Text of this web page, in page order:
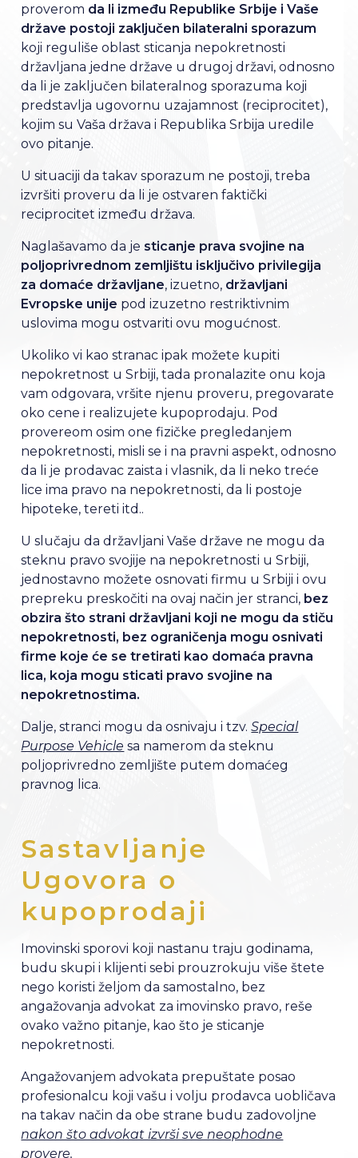
proverom da li između Republike Srbije i Vaše
države postoji zaključen bilateralni sporazum
koji reguliše oblast sticanja nepokretnosti
državljana jedne države u drugoj državi, odnosno
da li je zaključen bilateralnog sporazuma koji
predstavlja ugovornu uzajamnost (reciprocitet),
kojim su Vaša država i Republika Srbija uredile
ovo pitanje.
U situaciji da takav sporazum ne postoji, treba
izvršiti proveru da li je ostvaren faktički
reciprocitet između država.
Naglašavamo da je sticanje prava svojine na
poljoprivrednom zemljištu isključivo privilegija
za domaće državljane, izuetno, državljani
Evropske unije pod izuzetno restriktivnim
uslovima mogu ostvariti ovu mogućnost.
Ukoliko vi kao stranac ipak možete kupiti
nepokretnost u Srbiji, tada pronalazite onu koja
vam odgovara, vršite njenu proveru, pregovarate
oko cene i realizujete kupoprodaju. Pod
provereom osim one fizičke pregledanjem
nepokretnosti, misli se i na pravni aspekt, odnosno
da li je prodavac zaista i vlasnik, da li neko treće
lice ima pravo na nepokretnosti, da li postoje
hipoteke, tereti itd..
U slučaju da državljani Vaše države ne mogu da
steknu pravo svojije na nepokretnosti u Srbiji,
jednostavno možete osnovati firmu u Srbiji i ovu
prepreku preskočiti na ovaj način jer stranci, bez
obzira što strani državljani koji ne mogu da stiču
nepokretnosti, bez ograničenja mogu osnivati
firme koje će se tretirati kao domaća pravna
lica, koja mogu sticati pravo svojine na
nepokretnostima.
Dalje, stranci mogu da osnivaju i tzv. Special
Purpose Vehicle sa namerom da steknu
poljoprivredno zemljište putem domaćeg
pravnog lica.
Sastavljanje
Ugovora o
kupoprodaji
Imovinski sporovi koji nastanu traju godinama,
budu skupi i klijenti sebi prouzrokuju više štete
nego koristi željom da samostalno, bez
angažovanja advokat za imovinsko pravo, reše
ovako važno pitanje, kao što je sticanje
nepokretnosti.
Angažovanjem advokata prepuštate posao
profesionalcu koji vašu i volju prodavca uobličava
na takav način da obe strane budu zadovoljne
nakon što advokat izvrši sve neophodne
provere.